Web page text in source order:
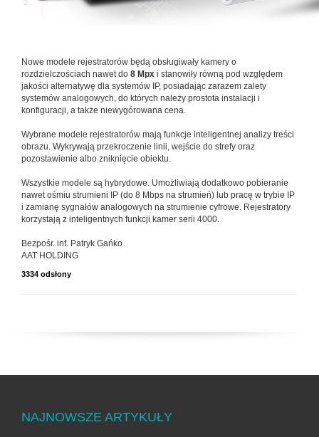
Nowe modele rejestratorów będą obsługiwały kamery o
rozdzielczościach nawet do 8 Mpx i stanowiły równą pod względem
jakości alternatywę dla systemów IP, posiadając zarazem zalety
systemów analogowych, do których należy prostota instalacji i
konfiguracji, a także niewygórowana cena.
Wybrane modele rejestratorów mają funkcje inteligentnej analizy treści
obrazu. Wykrywają przekroczenie linii, wejście do strefy oraz
pozostawienie albo zniknięcie obiektu.
Wszystkie modele są hybrydowe. Umożliwiają dodatkowo pobieranie
nawet ośmiu strumieni IP (do 8 Mbps na strumień) lub pracę w trybie IP
i zamianę sygnałów analogowych na strumienie cyfrowe. Rejestratory
korzystają z inteligentnych funkcji kamer serii 4000.
Bezpośr. inf. Patryk Gańko
AAT HOLDING
3334 odsłony
NAJNOWSZE ARTYKUŁY